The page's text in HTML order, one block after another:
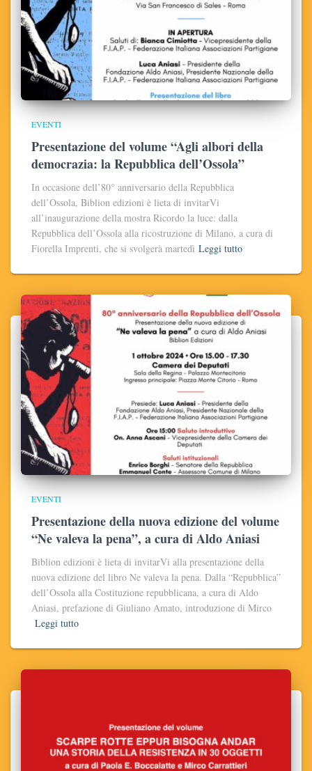
EVENTI
Presentazione del volume “Agli albori della
democrazia: la Repubblica dell’Ossola”
In occasione dell’80° anniversario della Repubblica
dell’Ossola, Biblion edizioni è lieta di invitarVi
all’inaugurazione della mostra Ricordo la luce: dalla
Repubblica dell’Ossola alla ricostruzione di Milano, a cura di
Fiorella Imprenti, che si svolgerà martedì Leggi tutto
EVENTI
Presentazione della nuova edizione del volume
“Ne valeva la pena”, a cura di Aldo Aniasi
Biblion edizioni è lieta di invitarVi alla presentazione della
nuova edizione del libro Ne valeva la pena. Dalla “Repubblica”
dell’Ossola alla Costituzione repubblicana, a cura di Aldo
Aniasi, prefazione di Giuliano Amato, introduzione di Mirco
Leggi tutto